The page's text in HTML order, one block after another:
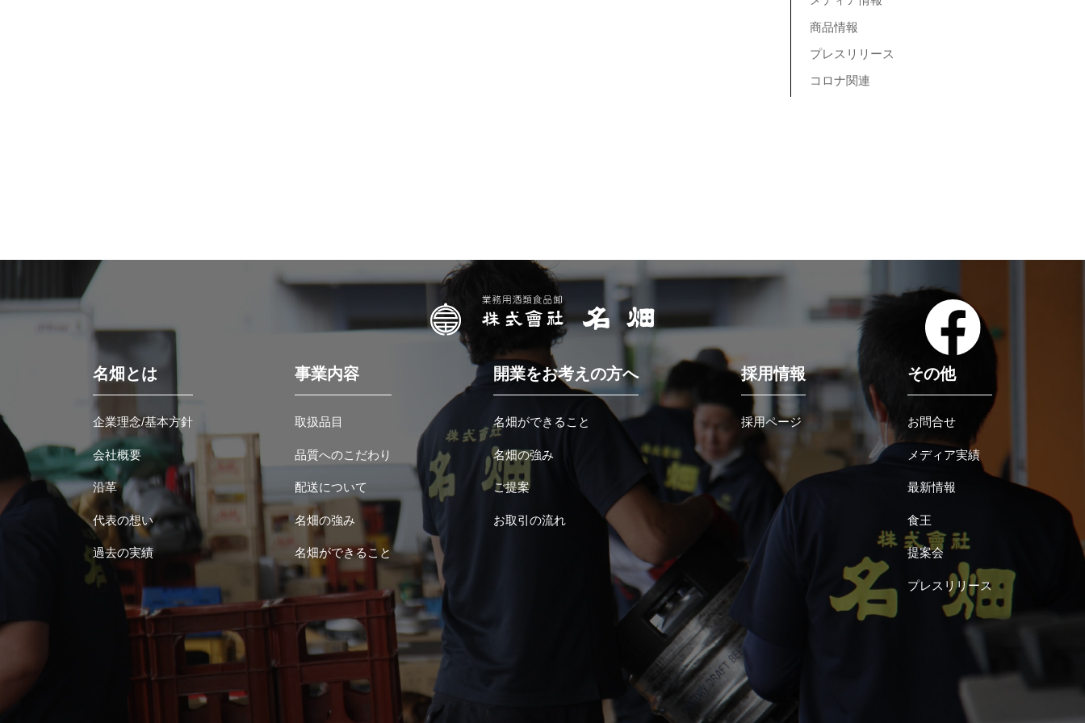
商品情報
プレスリリース
コロナ関連
名畑とは
企業理念/基本方針
会社概要
沿革
代表の想い
過去の実績
事業内容
取扱品目
品質へのこだわり
配送について
名畑の強み
名畑ができること
開業をお考えの方へ
名畑ができること
名畑の強み
ご提案
お取引の流れ
採用情報
採用ページ
その他
お問合せ
メディア実績
最新情報
食王
提案会
プレスリリース